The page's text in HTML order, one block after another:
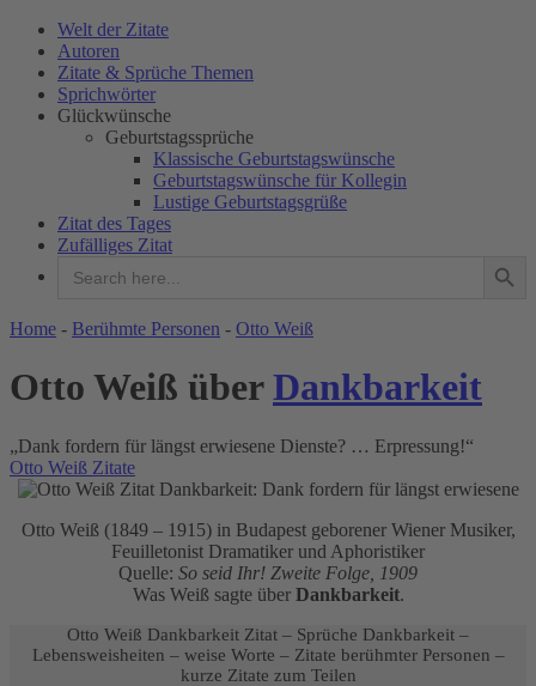
Welt der Zitate
Autoren
Zitate & Sprüche Themen
Sprichwörter
Glückwünsche
Geburtstagssprüche
Klassische Geburtstagswünsche
Geburtstagswünsche für Kollegin
Lustige Geburtstagsgrüße
Zitat des Tages
Zufälliges Zitat
for:
WELT DER ZITATE
Home - Berühmte Personen - Otto Weiß
Otto Weiß überDankbarkeit
„Dank fordern für längst erwiesene Dienste? … Erpressung!“
Otto Weiß Zitate
Otto Weiß (1849 – 1915) in Budapest geborener Wiener Musiker,
Feuilletonist Dramatiker und Aphoristiker
Quelle: So seid Ihr! Zweite Folge, 1909
Was Weiß sagte über Dankbarkeit.
Otto Weiß Dankbarkeit Zitat – Sprüche Dankbarkeit –
Lebensweisheiten – weise Worte – Zitate berühmter Personen –
kurze Zitate zum Teilen